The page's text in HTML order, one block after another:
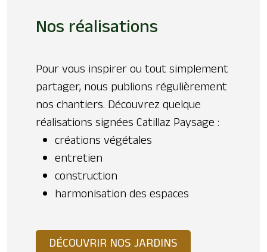
Nos réalisations
Pour vous inspirer ou tout simplement
partager, nous publions régulièrement
nos chantiers. Découvrez quelque
réalisations signées Catillaz Paysage :
créations végétales
entretien
construction
harmonisation des espaces
DÉCOUVRIR NOS JARDINS